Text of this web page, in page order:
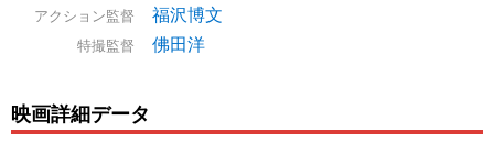
アクション監督 福沢博文
特撮監督 佛田洋
映画詳細データ